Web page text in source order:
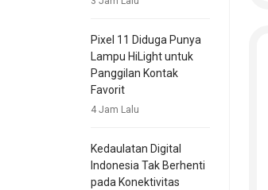
Pixel 11 Diduga Punya
Lampu HiLight untuk
Panggilan Kontak
Favorit
4 Jam Lalu
Kedaulatan Digital
Indonesia Tak Berhenti
pada Konektivitas